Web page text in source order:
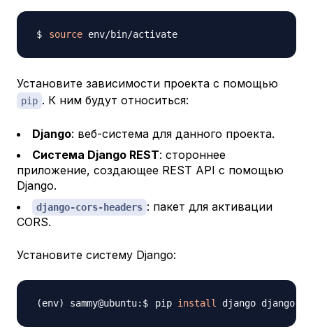
source
Установите зависимости проекта с помощью
pip . К ним будут относиться:
Django: веб-система для данного проекта.
Система Django REST: стороннее
приложение, создающее REST API с помощью
Django.
django-cors-headers : пакет для активации
CORS.
Установите систему Django:
pip install